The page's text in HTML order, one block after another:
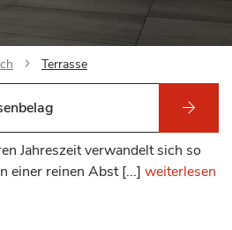
Terrasse
Jahreszeit verwandelt sich so
einer reinen Abst [...] weiterlesen